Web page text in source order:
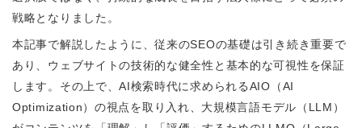
戦略となりました。
本記事で解説したように、従来のSEOの基礎は引き続き重要で
あり、ウェブサイトの技術的な健全性と基本的な可視性を保証
します。その上で、AI検索時代に求められるAIO（AI
Optimization）の視点を取り入れ、大規模言語モデル（LLM）